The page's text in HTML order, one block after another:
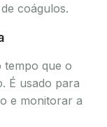
coágulos.
tempo que o
É usado para
e monitorar a